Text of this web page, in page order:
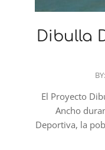
Dibulla
30
BY:
El Proyecto
Ancho
Deportiva, la